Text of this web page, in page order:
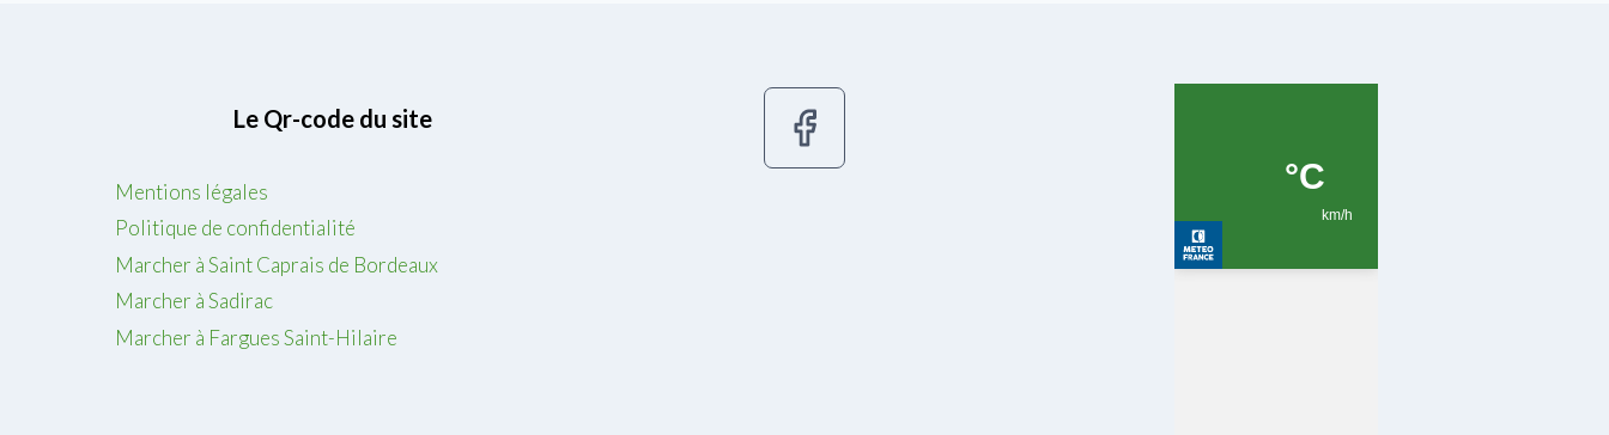
Le Qr-code du site
Mentions légales
Politique de confidentialité
Marcher à Saint Caprais de Bordeaux
Marcher à Sadirac
Marcher à Fargues Saint-Hilaire